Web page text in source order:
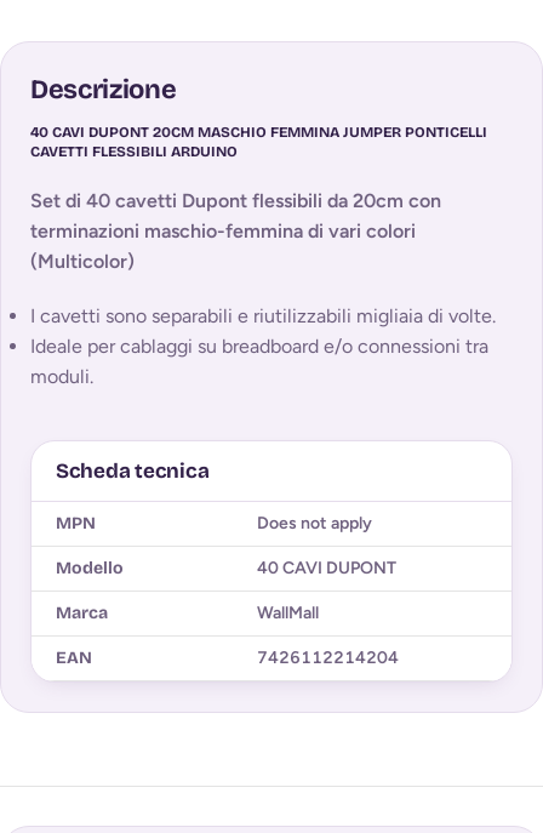
Descrizione
40 CAVI DUPONT 20CM MASCHIO FEMMINA JUMPER PONTICELLI
CAVETTI FLESSIBILI ARDUINO
Set di 40 cavetti Dupont flessibili da 20cm con
terminazioni maschio-femmina di vari colori
(Multicolor)
I cavetti sono separabili e riutilizzabili migliaia di volte.
Ideale per cablaggi su breadboard e/o connessioni tra
moduli.
Scheda tecnica
MPN Does not apply
Modello 40 CAVI DUPONT
Marca WallMall
EAN 7426112214204